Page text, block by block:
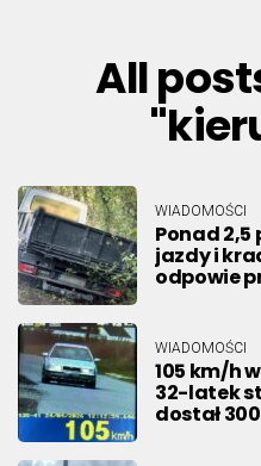
All
WIADOMOŚCI
Ponad
jazdy i
odpowie
WIADOMOŚCI
105 km/h
32-latek
dostał